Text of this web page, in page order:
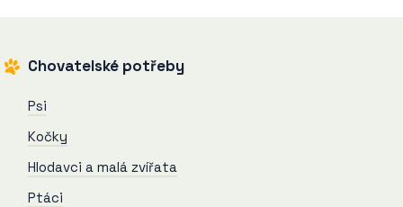
Chovatelské potřeby
Psi
Kočky
Hlodavci a malá zvířata
Ptáci